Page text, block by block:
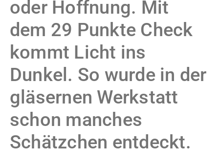
oder Hoffnung. Mit
dem 29 Punkte Check
kommt Licht ins
Dunkel. So wurde in der
gläsernen Werkstatt
schon manches
Schätzchen entdeckt.